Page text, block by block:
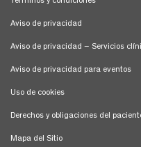
Aviso de privacidad
Aviso de privacidad – Servicios
Aviso de privacidad para eventos
Uso de cookies
Derechos y obligaciones del
Mapa del Sitio